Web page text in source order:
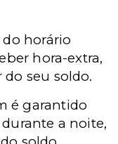
horário
hora-extra,
seu soldo.
é garantido
a noite,